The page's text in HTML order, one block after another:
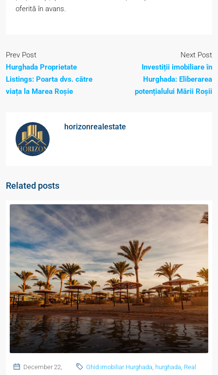
oferită în avans.
Prev Post
Hurghada Proprietate
Listings: Poarta dvs. către
viața la Marea Roșie
Next Post
Investiții imobiliare în
Hurghada: Eliberarea
potențialului Mării Roșii
horizonrealestate
Related posts
December 22, Ghid imobiliar Hurghada hurghada Real